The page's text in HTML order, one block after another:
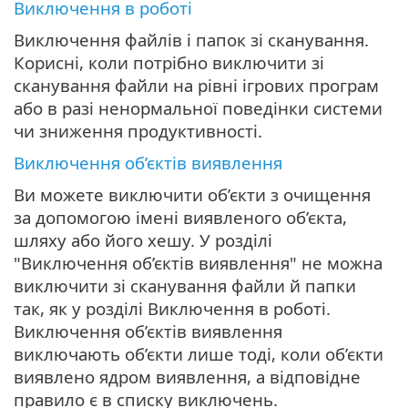
Виключення в роботі
Виключення файлів і папок зі сканування.
Корисні, коли потрібно виключити зі
сканування файли на рівні ігрових програм
або в разі ненормальної поведінки системи
чи зниження продуктивності.
Виключення об’єктів виявлення
Ви можете виключити об’єкти з очищення
за допомогою імені виявленого об’єкта,
шляху або його хешу. У розділі
"Виключення об’єктів виявлення" не можна
виключити зі сканування файли й папки
так, як у розділі Виключення в роботі.
Виключення об’єктів виявлення
виключають об’єкти лише тоді, коли об’єкти
виявлено ядром виявлення, а відповідне
правило є в списку виключень.